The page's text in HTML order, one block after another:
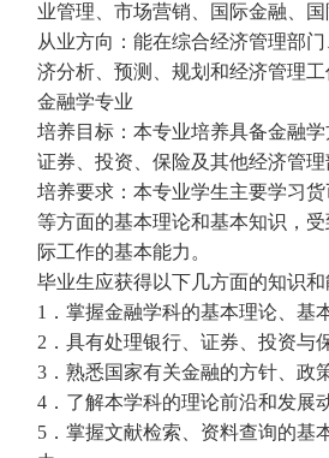
业管理、市场营销、国际金融、
从业方向：能在综合经济管理部
济分析、预测、规划和经济管理
金融学专业
培养目标：本专业培养具备金融
证券、投资、保险及其他经济管
培养要求：本专业学生主要学习
等方面的基本理论和基本知识，
际工作的基本能力。
毕业生应获得以下几方面的知识
1．掌握金融学科的基本理论、基
2．具有处理银行、证券、投资与
3．熟悉国家有关金融的方针、政
4．了解本学科的理论前沿和发展
5．掌握文献检索、资料查询的基